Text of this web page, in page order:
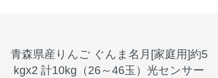
青森県産りんご ぐんま名月[家庭用]約5
kgx2 計10kg（26～46玉）光センサー